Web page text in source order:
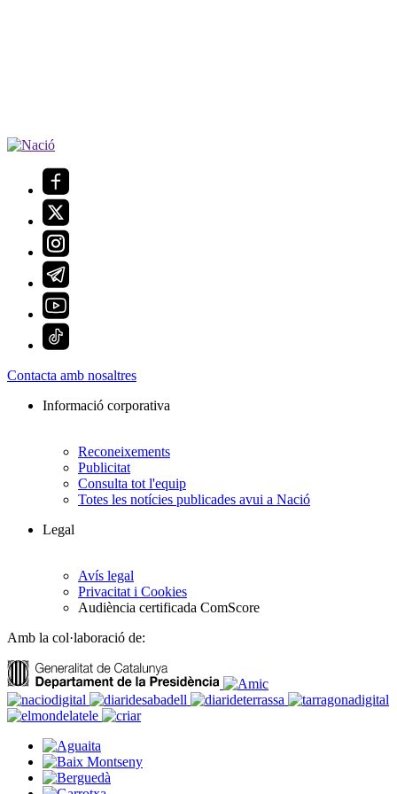
Contacta amb nosaltres
Informació corporativa
Reconeixements
Publicitat
Consulta tot l'equip
Totes les notícies publicades avui a Nació
Legal
Avís legal
Privacitat i Cookies
Audiència certificada ComScore
Amb la col·laboració de: